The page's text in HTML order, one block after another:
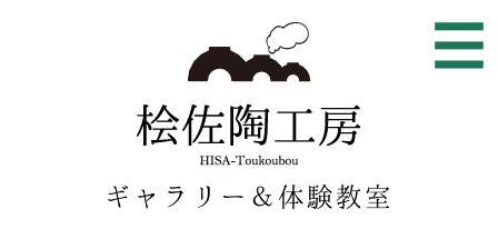
ギャラリー＆体験教室